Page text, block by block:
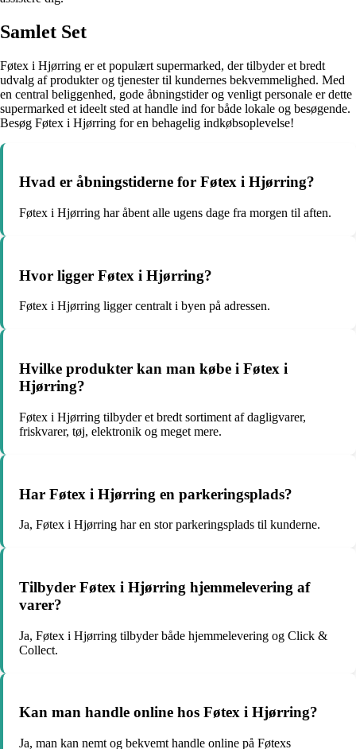
Samlet Set
Føtex i Hjørring er et populært supermarked, der tilbyder et bredt
udvalg af produkter og tjenester til kundernes bekvemmelighed. Med
en central beliggenhed, gode åbningstider og venligt personale er dette
supermarked et ideelt sted at handle ind for både lokale og besøgende.
Besøg Føtex i Hjørring for en behagelig indkøbsoplevelse!
Hvad er åbningstiderne for Føtex i Hjørring?
Føtex i Hjørring har åbent alle ugens dage fra morgen til aften.
Hvor ligger Føtex i Hjørring?
Føtex i Hjørring ligger centralt i byen på adressen.
Hvilke produkter kan man købe i Føtex i
Hjørring?
Føtex i Hjørring tilbyder et bredt sortiment af dagligvarer,
friskvarer, tøj, elektronik og meget mere.
Har Føtex i Hjørring en parkeringsplads?
Ja, Føtex i Hjørring har en stor parkeringsplads til kunderne.
Tilbyder Føtex i Hjørring hjemmelevering af
varer?
Ja, Føtex i Hjørring tilbyder både hjemmelevering og Click &
Collect.
Kan man handle online hos Føtex i Hjørring?
Ja, man kan nemt og bekvemt handle online på Føtexs